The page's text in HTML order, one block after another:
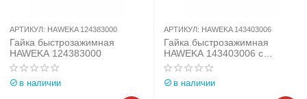
АРТИКУЛ: HAWEKA 124383000
Гайка быстрозажимная
HAWEKA 124383000
в наличии
АРТИКУЛ: HAWEKA 143403006
Гайка быстрозажимная
HAWEKA 143403006 с
рукоятками
в наличии